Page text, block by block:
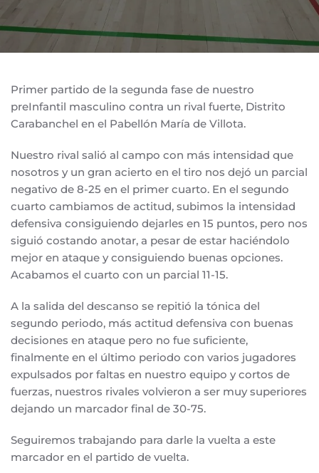
Primer partido de la segunda fase de nuestro
preInfantil masculino contra un rival fuerte, Distrito
Carabanchel en el Pabellón María de Villota.
Nuestro rival salió al campo con más intensidad que
nosotros y un gran acierto en el tiro nos dejó un parcial
negativo de 8-25 en el primer cuarto. En el segundo
cuarto cambiamos de actitud, subimos la intensidad
defensiva consiguiendo dejarles en 15 puntos, pero nos
siguió costando anotar, a pesar de estar haciéndolo
mejor en ataque y consiguiendo buenas opciones.
Acabamos el cuarto con un parcial 11-15.
A la salida del descanso se repitió la tónica del
segundo periodo, más actitud defensiva con buenas
decisiones en ataque pero no fue suficiente,
finalmente en el último periodo con varios jugadores
expulsados por faltas en nuestro equipo y cortos de
fuerzas, nuestros rivales volvieron a ser muy superiores
dejando un marcador final de 30-75.
Seguiremos trabajando para darle la vuelta a este
marcador en el partido de vuelta.